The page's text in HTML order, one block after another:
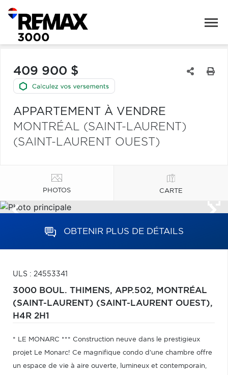
409 900 $
APPARTEMENT À VENDRE
MONTRÉAL (SAINT-LAURENT)
(SAINT-LAURENT OUEST)
PHOTOS CARTE
OBTENIR PLUS DE DÉTAILS
ULS : 24553341
3000 BOUL. THIMENS, APP.502, MONTRÉAL
(SAINT-LAURENT) (SAINT-LAURENT OUEST),
H4R 2H1
* LE MONARC *** Construction neuve dans le prestigieux
projet Le Monarc! Ce magnifique condo d'une chambre offre
un espace de vie à aire ouverte, lumineux et contemporain,